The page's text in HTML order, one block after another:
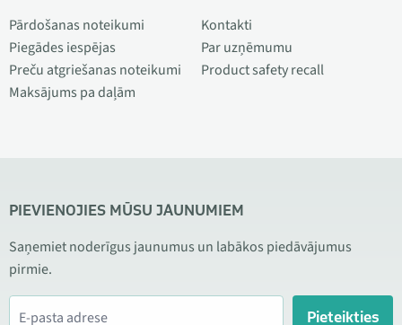
Pārdošanas noteikumi
Piegādes iespējas
Preču atgriešanas noteikumi
Maksājums pa daļām
Kontakti
Par uzņēmumu
Product safety recall
PIEVIENOJIES MŪSU JAUNUMIEM
Saņemiet noderīgus jaunumus un labākos piedāvājumus
pirmie.
Pieteikties